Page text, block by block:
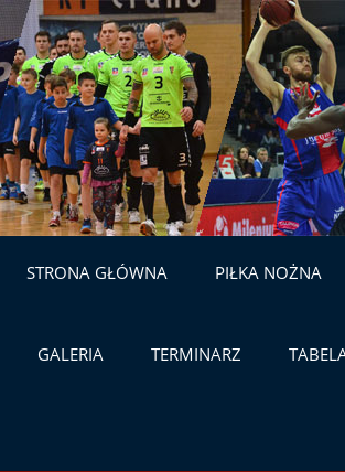
STRONA GŁÓWNA PIŁKA NOŻNA
GALERIA TERMINARZ